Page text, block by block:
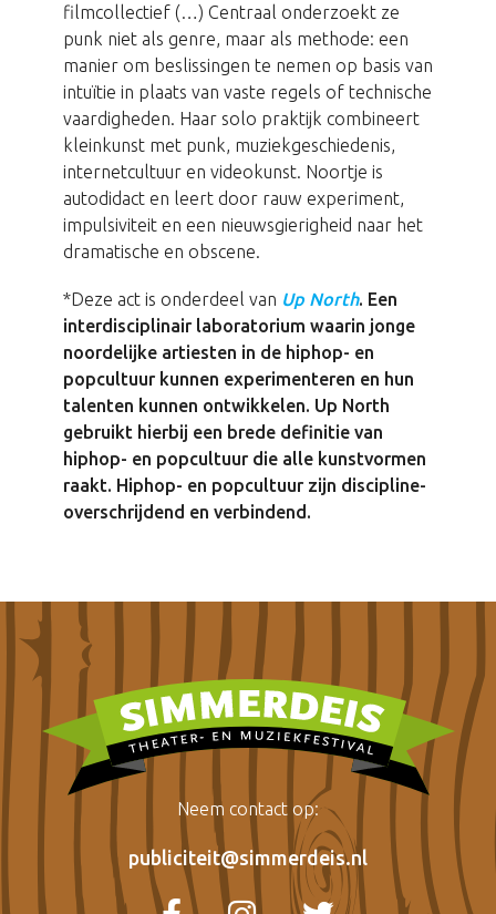
filmcollectief (…) Centraal onderzoekt ze
punk niet als genre, maar als methode: een
manier om beslissingen te nemen op basis van
intuïtie in plaats van vaste regels of technische
vaardigheden. Haar solo praktijk combineert
kleinkunst met punk, muziekgeschiedenis,
internetcultuur en videokunst. Noortje is
autodidact en leert door rauw experiment,
impulsiviteit en een nieuwsgierigheid naar het
dramatische en obscene.
*Deze act is onderdeel van Up North. Een
interdisciplinair laboratorium waarin jonge
noordelijke artiesten in de hiphop- en
popcultuur kunnen experimenteren en hun
talenten kunnen ontwikkelen. Up North
gebruikt hierbij een brede definitie van
hiphop- en popcultuur die alle kunstvormen
raakt. Hiphop- en popcultuur zijn discipline-
overschrijdend en verbindend.
Neem contact op:
publiciteit@simmerdeis.nl